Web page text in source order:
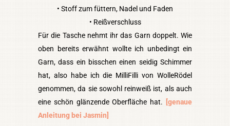
• Stoff zum füttern, Nadel und Faden
• Reißverschluss
Für die Tasche nehmt ihr das Garn doppelt. Wie
oben bereits erwähnt wollte ich unbedingt ein
Garn, dass ein bisschen einen seidig Schimmer
hat, also habe ich die MilliFilli von WolleRödel
genommen, da sie sowohl reinweiß ist, als auch
eine schön glänzende Oberfläche hat.
[genaue
Anleitung bei Jasmin]